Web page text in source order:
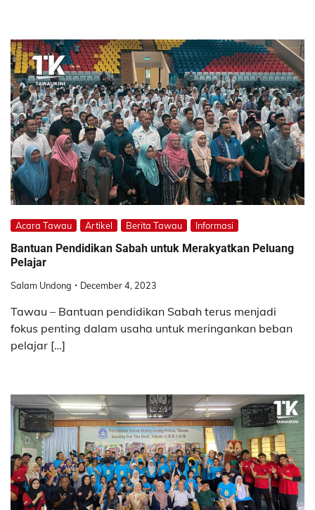
Acara Tawau Artikel Berita Tawau Informasi
Bantuan Pendidikan Sabah untuk Merakyatkan Peluang
Pelajar
Salam Undong December 4, 2023
Tawau – Bantuan pendidikan Sabah terus menjadi
fokus penting dalam usaha untuk meringankan beban
pelajar […]